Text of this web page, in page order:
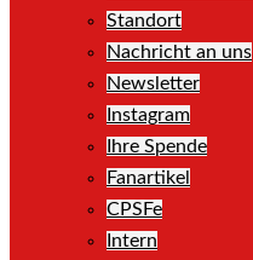
Standort
Nachricht an uns
Newsletter
Instagram
Ihre Spende
Fanartikel
CPSFe
Intern